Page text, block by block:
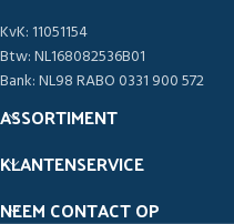
KvK: 11051154
Btw: NL168082536B01
Bank: NL98 RABO 0331 900 572
ASSORTIMENT
KLANTENSERVICE
NEEM CONTACT OP